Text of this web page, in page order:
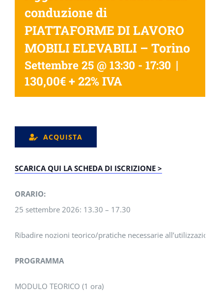
conduzione di
PIATTAFORME DI LAVORO
MOBILI ELEVABILI – Torino
Settembre 25 @ 13:30 - 17:30 |
130,00€ + 22% IVA
ACQUISTA
SCARICA QUI LA SCHEDA DI ISCRIZIONE >
ORARIO:
25 settembre 2026: 13.30 – 17.30
Ribadire nozioni teorico/pratiche necessarie
PROGRAMMA
MODULO TEORICO (1 ora)